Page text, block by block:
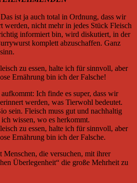
ist ja auch total in Ordnung, dass wir
werden, nicht mehr in jedes Stück Fleisch
informiert bin, wird diskutiert, in der
komplett abzuschaffen. Ganz
zu essen, halte ich für sinnvoll, aber
Ernährung bin ich der Falsche!
Ich finde es super, dass wir
werden, was Tierwohl bedeutet.
sein. Fleisch muss gut und nachhaltig
wissen, wo es herkommt.
zu essen, halte ich für sinnvoll, aber
Ernährung bin ich der Falsche.
Menschen, die versuchen, mit ihrer
Überlegenheit“ die große Mehrheit zu